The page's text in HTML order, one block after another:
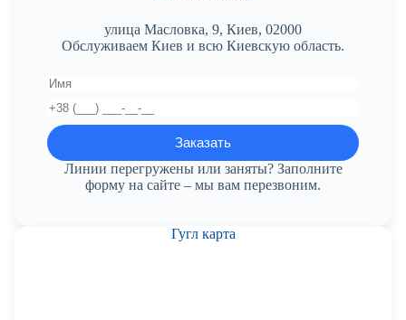
улица Масловка, 9, Киев, 02000
Обслуживаем Киев и всю Киевскую область.
Линии перегружены или заняты? Заполните
форму на сайте – мы вам перезвоним.
Гугл карта